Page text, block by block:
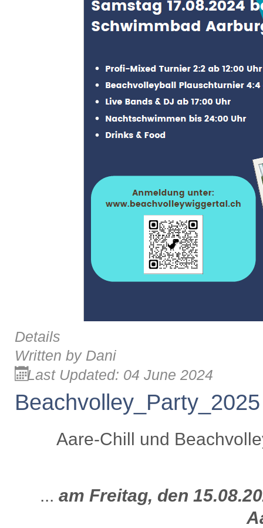
Details
Written by Dani
Last Updated: 04 June 2024
Beachvolley_Party_2025
Aare-Chill und
... am Freitag, den